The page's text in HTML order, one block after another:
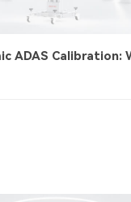
ADAS Calibration: